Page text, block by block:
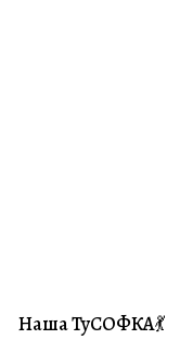
#Совместники
Наша ТуСОФКА💃